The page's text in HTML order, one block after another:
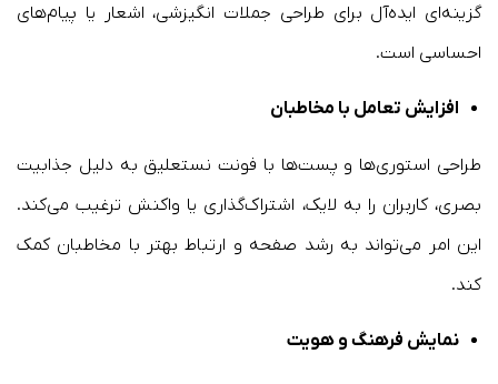
گزینه‌ای ایده‌آل برای طراحی جملات انگیزشی، اشعار یا پیام‌های
احساسی است.
افزایش تعامل با مخاطبان
طراحی استوری‌ها و پست‌ها با فونت نستعلیق به دلیل جذابیت
بصری، کاربران را به لایک، اشتراک‌گذاری یا واکنش ترغیب می‌کند.
این امر می‌تواند به رشد صفحه و ارتباط بهتر با مخاطبان کمک
کند.
نمایش فرهنگ و هویت